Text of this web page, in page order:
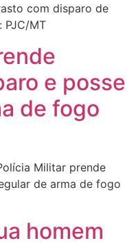
com disparo de
PJC/MT
e posse
de fogo
Militar prende
de arma de fogo
homem